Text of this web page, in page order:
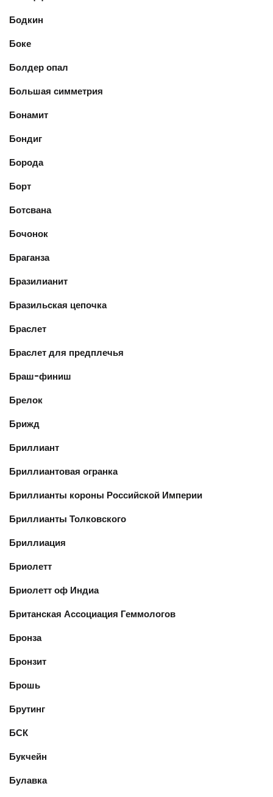
Бодкин
Боке
Болдер опал
Большая симметрия
Бонамит
Бондиг
Борода
Борт
Ботсвана
Бочонок
Браганза
Бразилианит
Бразильская цепочка
Браслет
Браслет для предплечья
Браш-финиш
Брелок
Брижд
Бриллиант
Бриллиантовая огранка
Бриллианты короны Российской Империи
Бриллианты Толковского
Бриллиация
Бриолетт
Бриолетт оф Индиа
Британская Ассоциация Геммологов
Бронза
Бронзит
Брошь
Брутинг
БСК
Букчейн
Булавка